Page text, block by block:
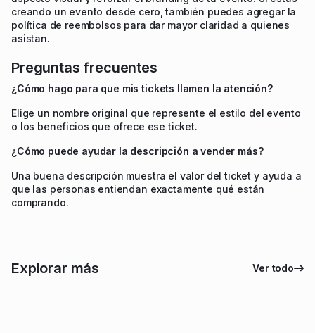
creando un evento desde cero, también puedes agregar la
política de reembolsos para dar mayor claridad a quienes
asistan.
Preguntas frecuentes
¿Cómo hago para que mis tickets llamen la atención?
Elige un nombre original que represente el estilo del evento
o los beneficios que ofrece ese ticket.
¿Cómo puede ayudar la descripción a vender más?
Una buena descripción muestra el valor del ticket y ayuda a
que las personas entiendan exactamente qué están
comprando.
Explorar más Ver todo